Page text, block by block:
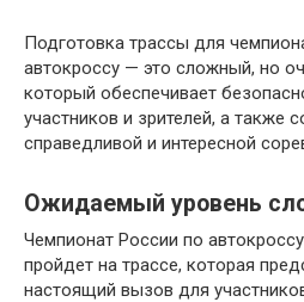
Подготовка трассы для
автокроссу — это сложный, но
который обеспечивает
участников и зрителей, а также
справедливой и интересной
Ожидаемый уровень
Чемпионат России по
пройдет на трассе, которая
настоящий вызов для